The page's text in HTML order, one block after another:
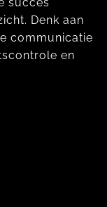
Denk aan
communicatie
en